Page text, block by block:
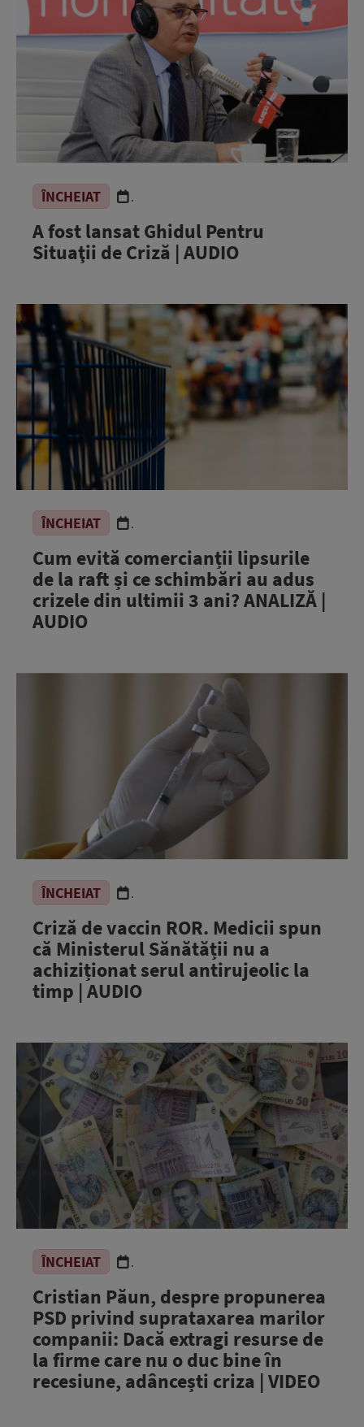
ÎNCHEIAT .
A fost lansat Ghidul Pentru
Situaţii de Criză | AUDIO
ÎNCHEIAT .
Cum evită comercianții lipsurile
de la raft și ce schimbări au adus
crizele din ultimii 3 ani? ANALIZĂ |
AUDIO
ÎNCHEIAT .
Criză de vaccin ROR. Medicii spun
că Ministerul Sănătății nu a
achiziționat serul antirujeolic la
timp | AUDIO
ÎNCHEIAT .
Cristian Păun, despre propunerea
PSD privind suprataxarea marilor
companii: Dacă extragi resurse de
la firme care nu o duc bine în
recesiune, adâncești criza | VIDEO